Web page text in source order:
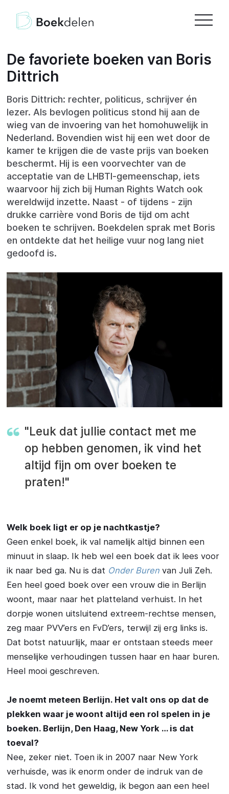
De favoriete boeken van Boris
Dittrich
Boris Dittrich: rechter, politicus, schrijver én
lezer. Als bevlogen politicus stond hij aan de
wieg van de invoering van het homohuwelijk in
Nederland. Bovendien wist hij een wet door de
kamer te krijgen die de vaste prijs van boeken
beschermt. Hij is een voorvechter van de
acceptatie van de LHBTI-gemeenschap, iets
waarvoor hij zich bij Human Rights Watch ook
wereldwijd inzette. Naast - of tijdens - zijn
drukke carrière vond Boris de tijd om acht
boeken te schrijven. Boekdelen sprak met Boris
en ontdekte dat het heilige vuur nog lang niet
gedoofd is.
"Leuk dat jullie contact met me
op hebben genomen, ik vind het
altijd fijn om over boeken te
praten!"
Welk boek ligt er op je nachtkastje?
Geen enkel boek, ik val namelijk altijd binnen een
minuut in slaap. Ik heb wel een boek dat ik lees voor
ik naar bed ga. Nu is dat Onder Buren van Juli Zeh.
Een heel goed boek over een vrouw die in Berlijn
woont, maar naar het platteland verhuist. In het
dorpje wonen uitsluitend extreem-rechtse mensen,
zeg maar PVV’ers en FvD’ers, terwijl zij erg links is.
Dat botst natuurlijk, maar er ontstaan steeds meer
menselijke verhoudingen tussen haar en haar buren.
Heel mooi geschreven.
Je noemt meteen Berlijn. Het valt ons op dat de
plekken waar je woont altijd een rol spelen in je
boeken. Berlijn, Den Haag, New York … is dat
toeval?
Nee, zeker niet. Toen ik in 2007 naar New York
verhuisde, was ik enorm onder de indruk van de
stad. Ik vond het geweldig, ik begon aan een heel